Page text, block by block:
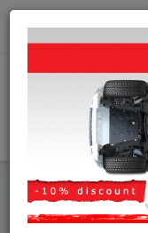
Kryt pod motor Baic
Značky vozidel